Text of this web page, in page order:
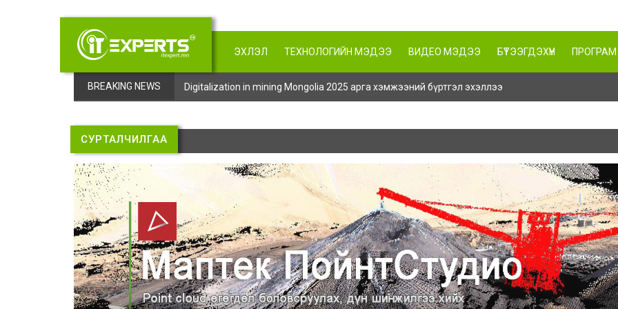
ЭХЛЭЛ ТЕХНОЛОГИЙН МЭДЭЭ ВИДЕО МЭДЭЭ БҮТЭЭГДЭХҮҮН ПРОГРАМ
BREAKING NEWS Digitalization in mining Mongolia 2025 арга хэмжээний бүртгэл эхэллээ
СУРТАЛЧИЛГАА